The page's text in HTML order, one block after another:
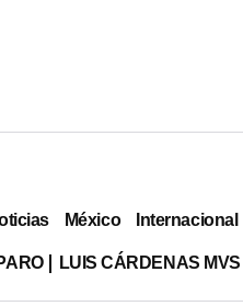
México Internacional
LUIS CÁRDENAS MVS